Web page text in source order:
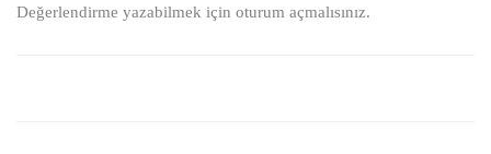
Değerlendirme yazabilmek için oturum açmalısınız.